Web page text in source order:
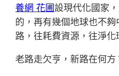
養網 花圃設現代化國家
的，再有幾個地球也不夠
路，往耗費資源，往淨化
老路走欠亨，新路在何方